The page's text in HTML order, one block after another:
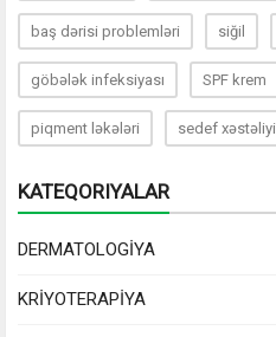
baş dərisi problemləri siğil
göbələk infeksiyası SPF krem
piqment ləkələri sedef xəstəliyi
KATEQORIYALAR
DERMATOLOGİYA
KRİYOTERAPİYA